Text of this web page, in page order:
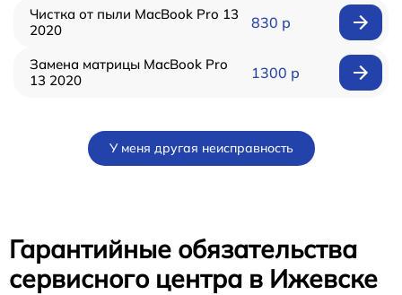
Чистка от пыли MacBook Pro 13
2020
830 р
Замена матрицы MacBook Pro
13 2020
1300 р
У меня другая неисправность
Гарантийные обязательства
сервисного центра в Ижевске